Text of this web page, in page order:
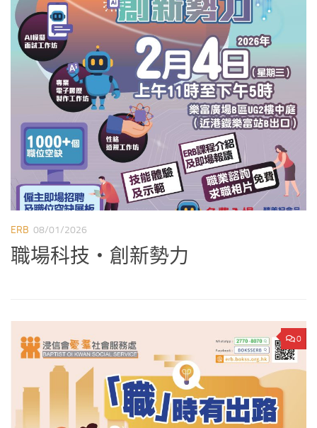
ERB 08/01/2026
職場科技‧創新勢力
0